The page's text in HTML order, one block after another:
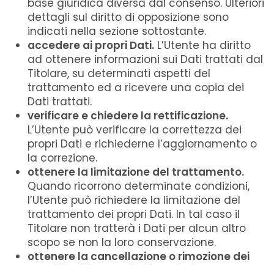
base giuridica diversa dal consenso. Ulteriori
dettagli sul diritto di opposizione sono
indicati nella sezione sottostante.
accedere ai propri Dati. L’Utente ha diritto
ad ottenere informazioni sui Dati trattati dal
Titolare, su determinati aspetti del
trattamento ed a ricevere una copia dei
Dati trattati.
verificare e chiedere la rettificazione.
L’Utente può verificare la correttezza dei
propri Dati e richiederne l’aggiornamento o
la correzione.
ottenere la limitazione del trattamento.
Quando ricorrono determinate condizioni,
l’Utente può richiedere la limitazione del
trattamento dei propri Dati. In tal caso il
Titolare non tratterà i Dati per alcun altro
scopo se non la loro conservazione.
ottenere la cancellazione o rimozione dei